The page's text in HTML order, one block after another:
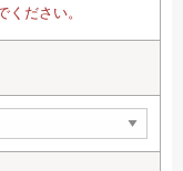
ださい。